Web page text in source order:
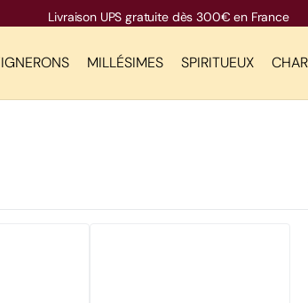
Livraison UPS gratuite dès 300€ en France
MILLÉSIMES SPIRITUEUX